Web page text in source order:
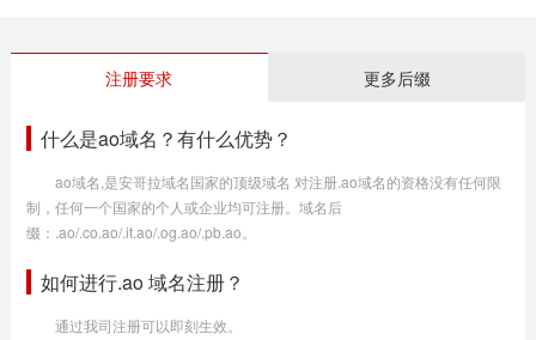
注册要求 更多后缀
什么是ao域名？有什么优势？
ao域名,是安哥拉域名国家的顶级域名 对注册.ao域名的资格没有任何限
制，任何一个国家的个人或企业均可注册。域名后
缀：.ao/.co.ao/.it.ao/.og.ao/.pb.ao。
如何进行.ao 域名注册？
通过我司注册可以即刻生效。